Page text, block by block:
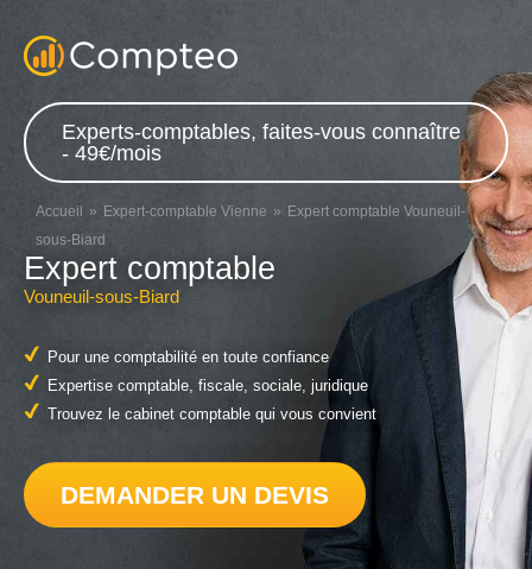
Experts-comptables, faites-vous connaître
- 49€/mois
Accueil Expert-comptable Vienne
Expert comptable Vouneuil-
sous-Biard
Expert comptable
Vouneuil-sous-Biard
Pour une comptabilité en toute confiance
Expertise comptable, fiscale, sociale, juridique
Trouvez le cabinet comptable qui vous convient
DEMANDER UN DEVIS